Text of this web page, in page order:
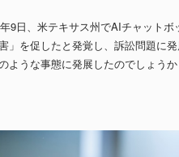
9日、米テキサス州でAIチャットボ
」を促したと発覚し、訴訟問題に
ような事態に発展したのでしょうか